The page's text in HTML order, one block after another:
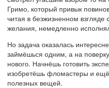
Гримо, который привык
читая в безжизненном
желания, немедленно
Но задача оказалась
займёшься одним, а на
нового. Начнёшь готовить
изобретёшь фломастеры и
полезных вещей.